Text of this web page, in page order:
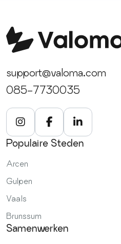
support@valoma.com
085-7730035
Populaire Steden
Arcen
Gulpen
Vaals
Brunssum
Samenwerken